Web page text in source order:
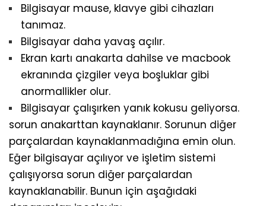
Bilgisayar mause, klavye gibi cihazları
tanımaz.
Bilgisayar daha yavaş açılır.
Ekran kartı anakarta dahilse ve macbook
ekranında çizgiler veya boşluklar gibi
anormallikler olur.
Bilgisayar çalışırken yanık kokusu geliyorsa.
sorun anakarttan kaynaklanır. Sorunun diğer
parçalardan kaynaklanmadığına emin olun.
Eğer bilgisayar açılıyor ve işletim sistemi
çalışıyorsa sorun diğer parçalardan
kaynaklanabilir. Bunun için aşağıdaki